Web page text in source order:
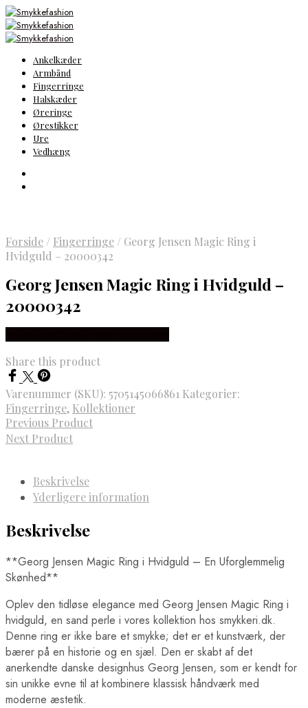
Ankelkæder
Armbånd
Fingerringe
Halskæder
Øreringe
Ørestikker
Ure
Vedhæng
Forside / Fingerringe / Georg Jensen Magic Ring i
Hvidguld – 20000342
Georg Jensen Magic Ring i Hvidguld –
20000342
Share this product
Varenummer (SKU): 5705145066861 Kategorier:
Fingerringe, Kollektioner
Previous Product
Next Product
Beskrivelse
Yderligere information
Beskrivelse
**Georg Jensen Magic Ring i Hvidguld – En Uforglemmelig
Skønhed**
Oplev den tidløse elegance med Georg Jensen Magic Ring i
hvidguld, en sand perle i vores kollektion hos smykkeri.dk.
Denne ring er ikke bare et smykke; det er et kunstværk, der
bærer på en historie og en sjæl. Den er skabt af det
anerkendte danske designhus Georg Jensen, som er kendt for
sin unikke evne til at kombinere klassisk håndværk med
moderne æstetik.